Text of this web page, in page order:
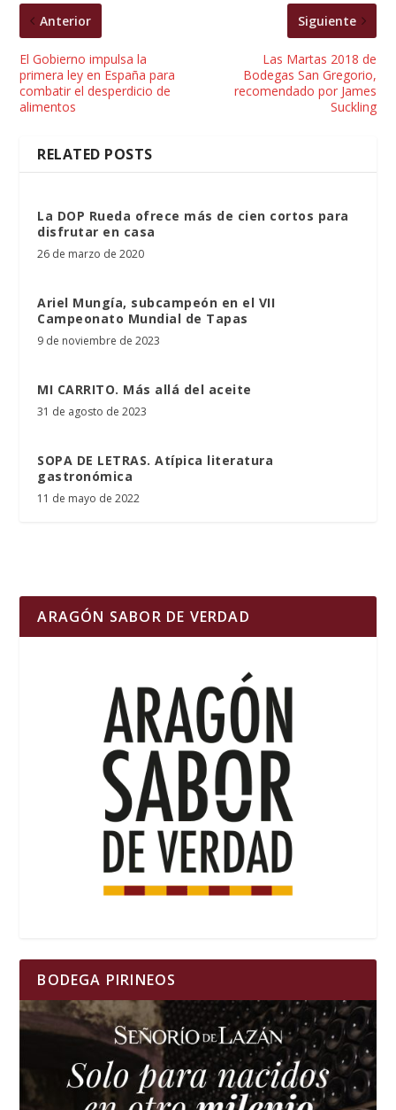
Anterior
El Gobierno impulsa la
primera ley en España para
combatir el desperdicio de
alimentos
Siguiente
Las Martas 2018 de
Bodegas San Gregorio,
recomendado por James
Suckling
RELATED POSTS
La DOP Rueda ofrece más de cien cortos para
disfrutar en casa
26 de marzo de 2020
Ariel Mungía, subcampeón en el VII
Campeonato Mundial de Tapas
9 de noviembre de 2023
MI CARRITO. Más allá del aceite
31 de agosto de 2023
SOPA DE LETRAS. Atípica literatura
gastronómica
11 de mayo de 2022
ARAGÓN SABOR DE VERDAD
BODEGA PIRINEOS